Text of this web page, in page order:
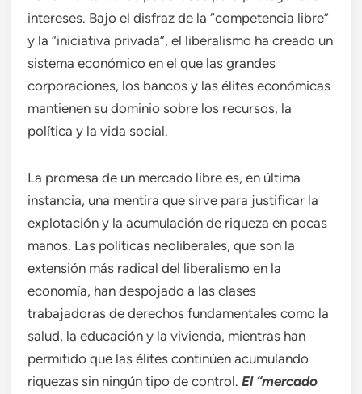
intereses. Bajo el disfraz de la “competencia libre”
y la “iniciativa privada”, el liberalismo ha creado un
sistema económico en el que las grandes
corporaciones, los bancos y las élites económicas
mantienen su dominio sobre los recursos, la
política y la vida social.
La promesa de un mercado libre es, en última
instancia, una mentira que sirve para justificar la
explotación y la acumulación de riqueza en pocas
manos. Las políticas neoliberales, que son la
extensión más radical del liberalismo en la
economía, han despojado a las clases
trabajadoras de derechos fundamentales como la
salud, la educación y la vivienda, mientras han
permitido que las élites continúen acumulando
riquezas sin ningún tipo de control. El “mercado